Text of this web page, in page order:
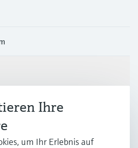
Ihre
um Ihr Erlebnis auf